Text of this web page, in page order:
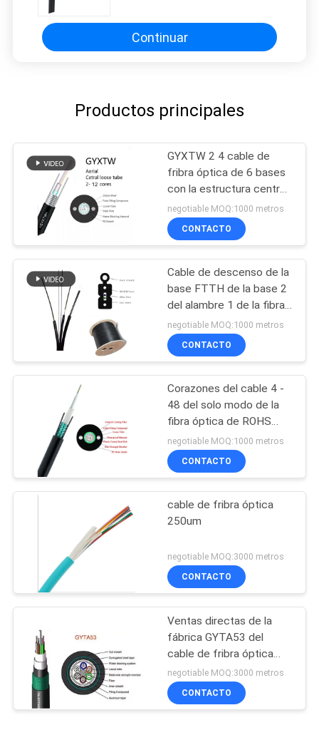
Continuar
Productos principales
GYXTW 2 4 cable de
fribra óptica de 6 bases
con la estructura central
del tubo
negotiable MOQ:1000 metros
CONTACTO
Cable de descenso de la
base FTTH de la base 2
del alambre 1 de la fibra
óptica G657
negotiable MOQ:1000 metros
CONTACTO
Corazones del cable 4 -
48 del solo modo de la
fibra óptica de ROHS
OS2 PE para la antena
del conducto
negotiable MOQ:1000 metros
CONTACTO
cable de fribra óptica
250um
negotiable MOQ:3000 metros
CONTACTO
Ventas directas de la
fábrica GYTA53 del
cable de fribra óptica
enterrado directo
acorazado al aire libre de
la base unimodal del
negotiable MOQ:3000 metros
CONTACTO